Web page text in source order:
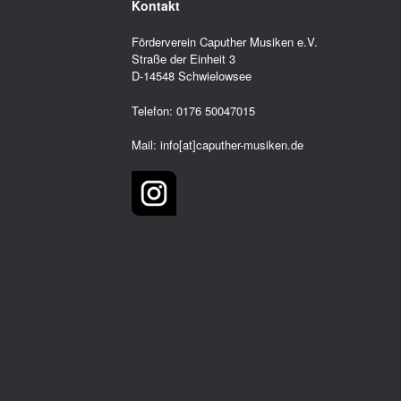
Kontakt
Förderverein Caputher Musiken e.V.
Straße der Einheit 3
D-14548 Schwielowsee
Telefon: 0176 50047015
Mail: info[at]caputher-musiken.de